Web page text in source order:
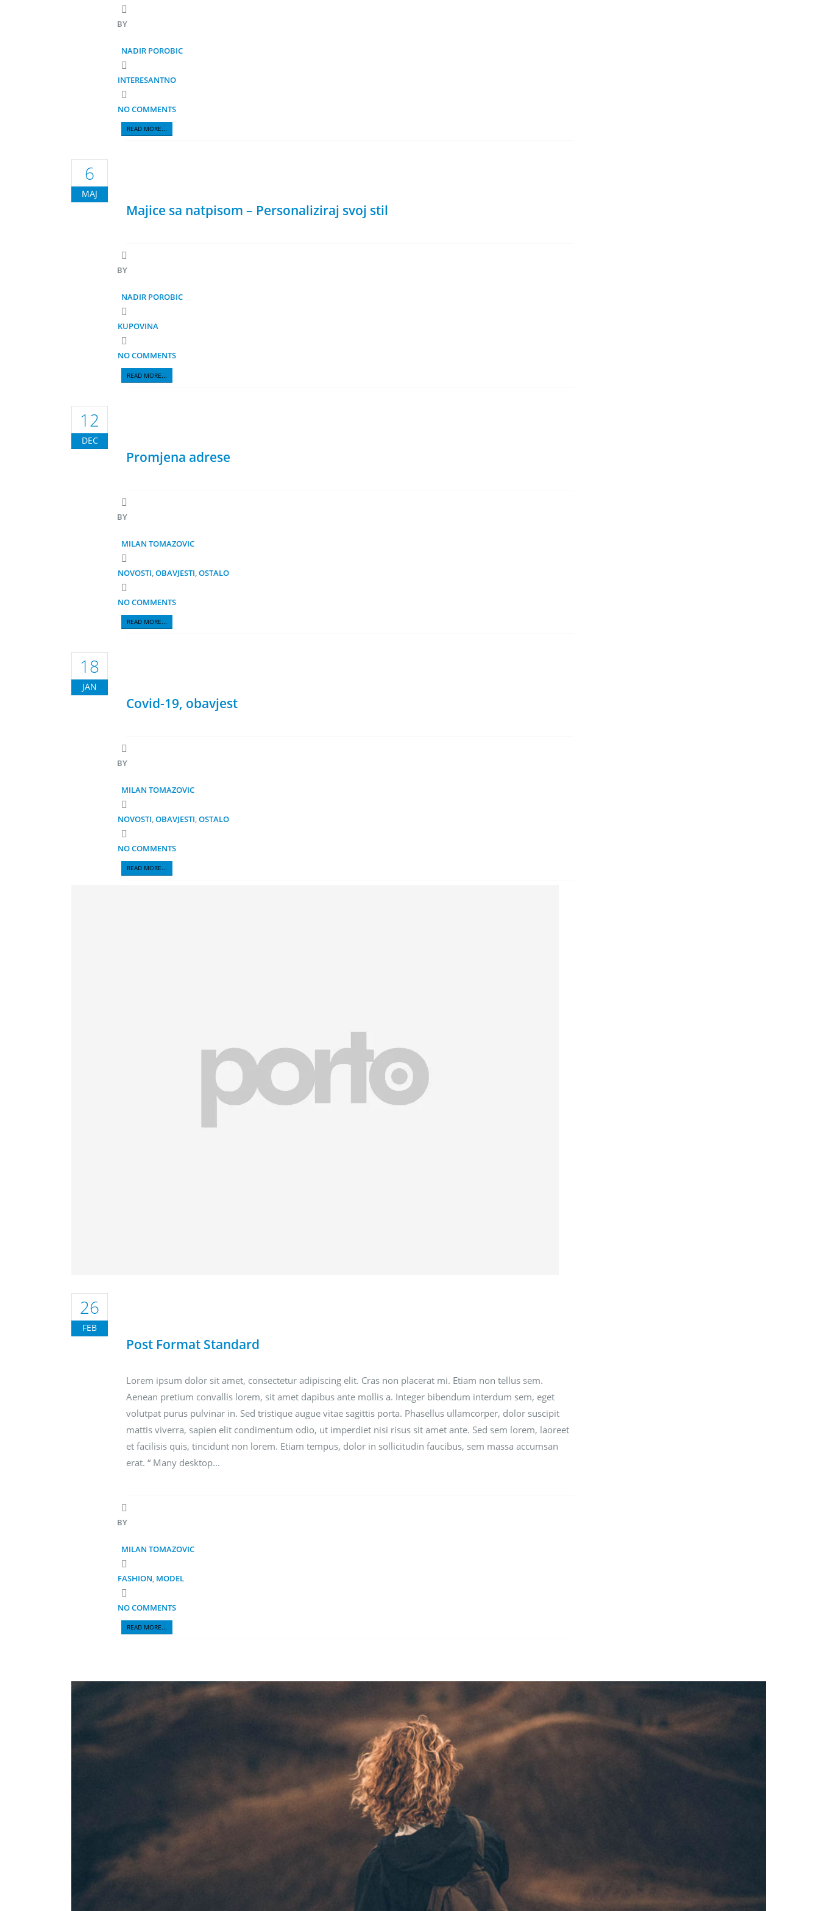
BY
NADIR POROBIC
INTERESANTNO
NO COMMENTS
READ MORE...
6
MAJ
Majice sa natpisom – Personaliziraj svoj stil
BY
NADIR POROBIC
KUPOVINA
NO COMMENTS
READ MORE...
12
DEC
Promjena adrese
BY
MILAN TOMAZOVIC
NOVOSTI,OBAVJESTI,OSTALO
NO COMMENTS
READ MORE...
18
JAN
Covid-19, obavjest
BY
MILAN TOMAZOVIC
NOVOSTI,OBAVJESTI,OSTALO
NO COMMENTS
READ MORE...
26
FEB
Post Format Standard
Lorem ipsum dolor sit amet, consectetur adipiscing elit. Cras non placerat mi. Etiam non tellus sem.
Aenean pretium convallis lorem, sit amet dapibus ante mollis a. Integer bibendum interdum sem, eget
volutpat purus pulvinar in. Sed tristique augue vitae sagittis porta. Phasellus ullamcorper, dolor suscipit
mattis viverra, sapien elit condimentum odio, ut imperdiet nisi risus sit amet ante. Sed sem lorem, laoreet
et facilisis quis, tincidunt non lorem. Etiam tempus, dolor in sollicitudin faucibus, sem massa accumsan
erat. “ Many desktop...
BY
MILAN TOMAZOVIC
FASHION MODEL
NO COMMENTS
READ MORE...